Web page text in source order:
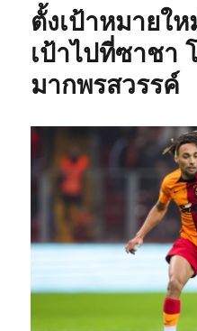
ตั้งเป้าหมายใ
เป้าไปที่ซาชา
มากพรสวรรค์